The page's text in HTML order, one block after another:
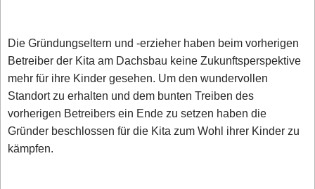
Die Gründungseltern und -erzieher haben beim vorherigen
Betreiber der Kita am Dachsbau keine Zukunftsperspektive
mehr für ihre Kinder gesehen. Um den wundervollen
Standort zu erhalten und dem bunten Treiben des
vorherigen Betreibers ein Ende zu setzen haben die
Gründer beschlossen für die Kita zum Wohl ihrer Kinder zu
kämpfen.